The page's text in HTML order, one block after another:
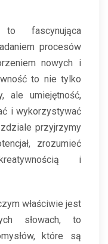
to fascynująca
procesów
nowych i
to nie tylko
ale umiejętność,
i wykorzystywać
przyjrzymy
zrozumieć
i
właściwie jest
słowach, to
które są